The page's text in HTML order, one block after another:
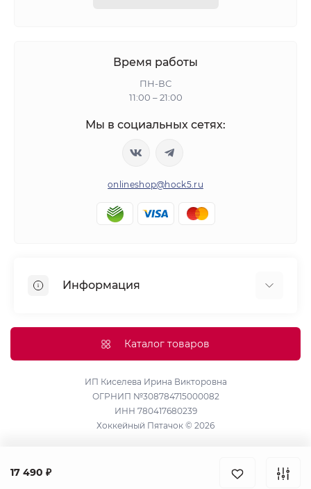
17 490 ₽
Время работы
ПН-ВС
11:00 – 21:00
Мы в социальных сетях:
onlineshop@hock5.ru
Информация
Доставка
Политика конфиденциальности и обработки
персональных данных
Производители
Каталог товаров
ИП Киселева Ирина Викторовна
ОГРНИП №308784715000082
ИНН 780417680239
Хоккейный Пятачок © 2026